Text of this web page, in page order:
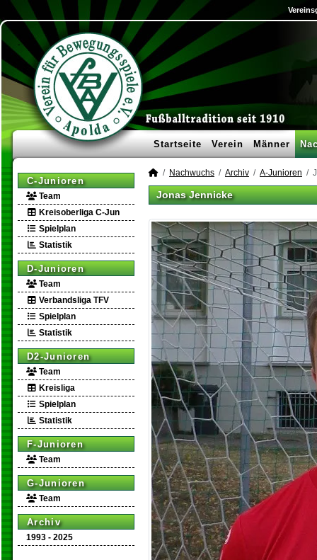
Startseite Verein Männer
C-Junioren
Team
Kreisoberliga C-Jun
Spielplan
Statistik
D-Junioren
Team
Verbandsliga TFV
Spielplan
Statistik
D2-Junioren
Team
Kreisliga
Spielplan
Statistik
F-Junioren
Team
G-Junioren
Team
Archiv
1993 - 2025
Nachwuchs Archiv A-Junioren
Jonas Jennicke